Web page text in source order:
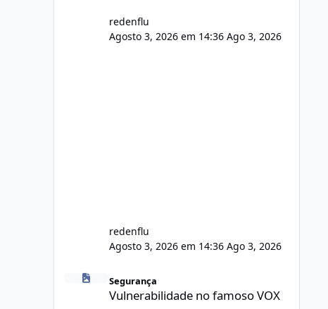
redenflu
Agosto 3, 2026 em 14:36 Ago 3, 2026
redenflu
Agosto 3, 2026 em 14:36 Ago 3, 2026
Vulnerabilidade no famoso VOX
Segurança
Vulnerabilidade no famoso VOX